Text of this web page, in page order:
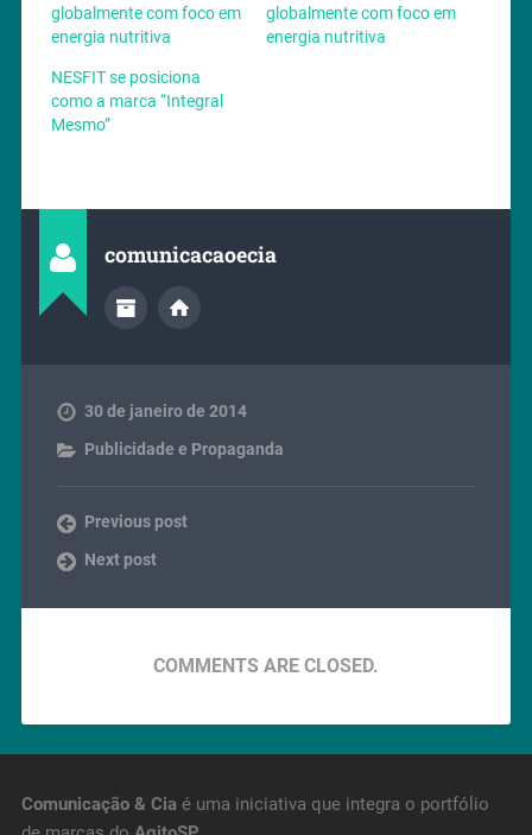
globalmente com foco em
energia nutritiva
globalmente com foco em
energia nutritiva
NESFIT se posiciona
como a marca “Integral
Mesmo”
comunicacaoecia
30 de janeiro de 2014
Publicidade e Propaganda
Previous post
Next post
COMMENTS ARE CLOSED.
Comunicação & Ciaé uma iniciativa que integra o portfólio